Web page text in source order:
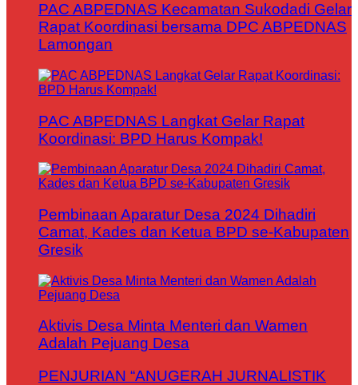
PAC ABPEDNAS Kecamatan Sukodadi Gelar
Rapat Koordinasi bersama DPC ABPEDNAS
Lamongan
PAC ABPEDNAS Langkat Gelar Rapat
Koordinasi: BPD Harus Kompak!
Pembinaan Aparatur Desa 2024 Dihadiri
Camat, Kades dan Ketua BPD se-Kabupaten
Gresik
Aktivis Desa Minta Menteri dan Wamen
Adalah Pejuang Desa
PENJURIAN “ANUGERAH JURNALISTIK